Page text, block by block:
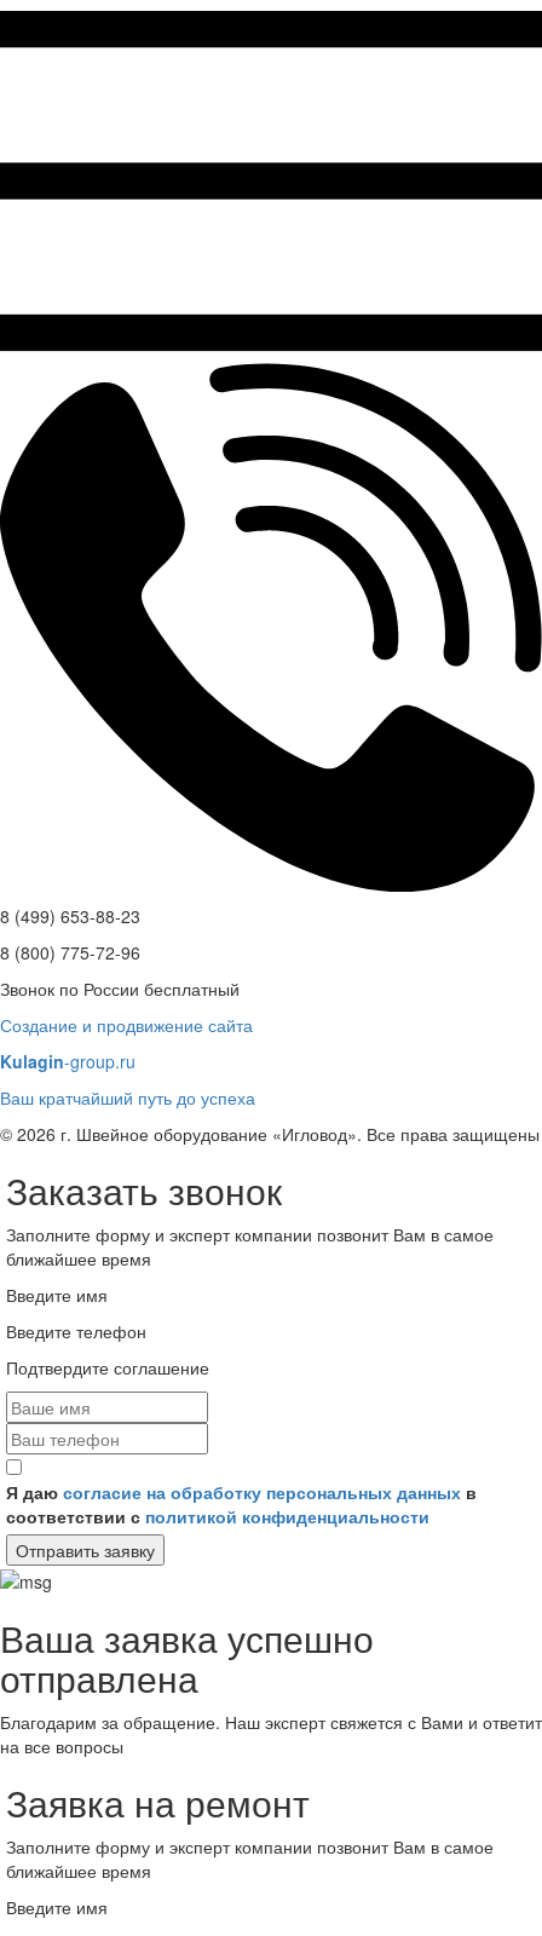
8 (499) 653-88-23
8 (800) 775-72-96
Звонок по России бесплатный
Создание и продвижение сайта
Kulagin-group.ru
Ваш кратчайший путь до успеха
© 2026 г. Швейное оборудование «Игловод». Все права защищены
Заказать звонок
Заполните форму и эксперт компании позвонит Вам в самое
ближайшее время
Введите имя
Введите телефон
Подтвердите соглашение
Я даю согласие на обработку персональных данных в
соответствии с политикой конфиденциальности
Отправить заявку
Ваша заявка успешно
отправлена
Благодарим за обращение. Наш эксперт свяжется с Вами и ответит
на все вопросы
Заявка на ремонт
Заполните форму и эксперт компании позвонит Вам в самое
ближайшее время
Введите имя